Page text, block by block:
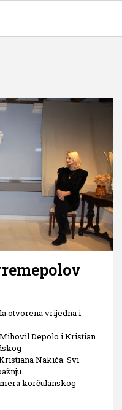
otvorena vrijedna i
Depolo i Kristian
Nakića. Svi
korčulanskog